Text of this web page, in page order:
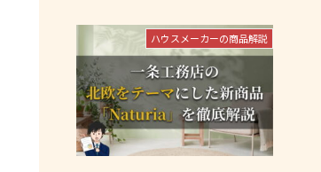
ハウスメーカーの商品解説